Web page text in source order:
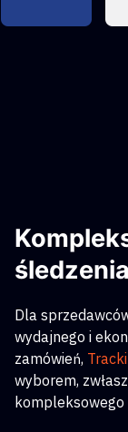
Dla
wydajnego i
zamówień,
wyborem,
kompleksowego